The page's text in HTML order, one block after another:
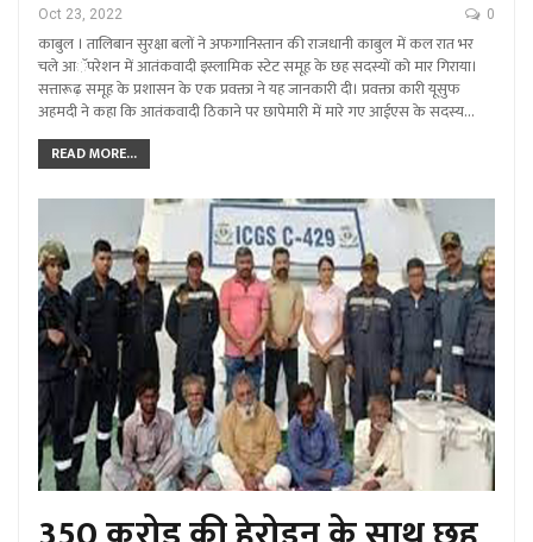
Oct 23, 2022 0
काबुल । तालिबान सुरक्षा बलों ने अफगानिस्तान की राजधानी काबुल में कल रात भर
चले आॅपरेशन में आतंकवादी इस्लामिक स्टेट समूह के छह सदस्यों को मार गिराया।
सत्तारूढ़ समूह के प्रशासन के एक प्रवक्ता ने यह जानकारी दी। प्रवक्ता कारी यूसुफ
अहमदी ने कहा कि आतंकवादी ठिकाने पर छापेमारी में मारे गए आईएस के सदस्य…
READ MORE...